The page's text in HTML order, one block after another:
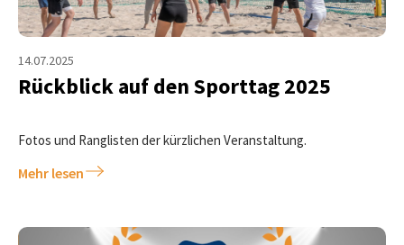
14.07.2025
Rückblick auf den Sporttag 2025
Fotos und Ranglisten der kürzlichen Veranstaltung.
Mehr lesen